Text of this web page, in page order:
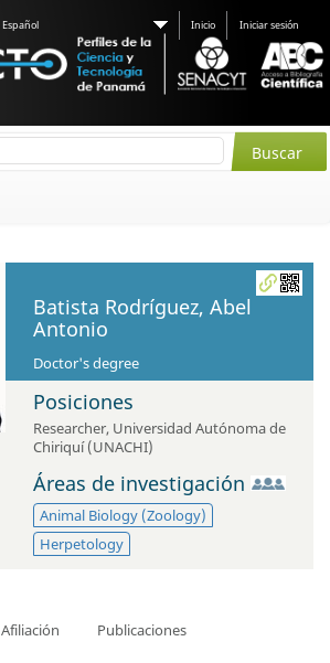
Español Inicio Iniciar sesión
Batista Rodríguez, Abel
Antonio
Doctor's degree
Posiciones
Researcher, Universidad Autónoma de
Chiriquí (UNACHI)
Áreas de investigación
Animal Biology (Zoology)
Herpetology
Afiliación Publicaciones